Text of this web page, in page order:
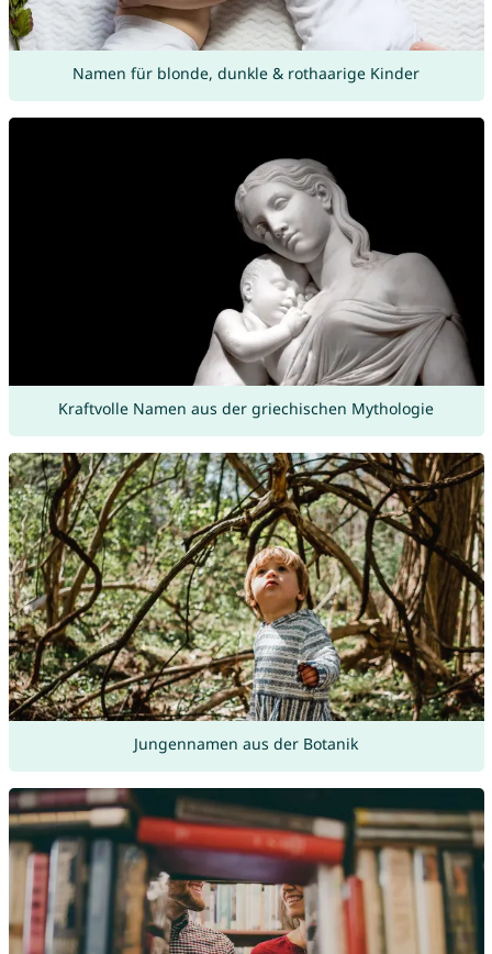
Namen für blonde, dunkle & rothaarige Kinder
Kraftvolle Namen aus der griechischen Mythologie
Jungennamen aus der Botanik